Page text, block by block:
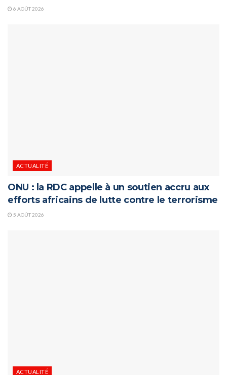
6 AOÛT 2026
ACTUALITÉ
ONU : la RDC appelle à un soutien accru aux
efforts africains de lutte contre le terrorisme
5 AOÛT 2026
ACTUALITÉ